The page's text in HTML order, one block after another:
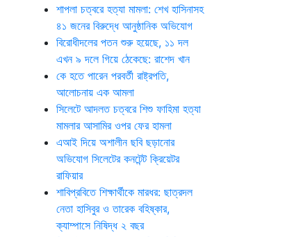
শাপলা চত্বরে হত্যা মামলা: শেখ হাসিনাসহ
৪১ জনের বিরুদ্ধে আনুষ্ঠানিক অভিযোগ
বিরোধীদলের পতন শুরু হয়েছে, ১১ দল
এখন ৯ দলে গিয়ে ঠেকেছে: রাশেদ খান
কে হতে পারেন পরবর্তী রাষ্ট্রপতি,
আলোচনায় এক আমলা
সিলেটে আদলত চত্বরে শিশু ফাহিমা হত্যা
মামলার আসামির ওপর ফের হামলা
এআই দিয়ে অশালীন ছবি ছড়ানোর
অভিযোগ সিলেটের কনটেন্ট ক্রিয়েটর
রাফিয়ার
শাবিপ্রবিতে শিক্ষার্থীকে মারধর: ছাত্রদল
নেতা হাসিবুর ও তারেক বহিষ্কার,
ক্যাম্পাসে নিষিদ্ধ ২ বছর